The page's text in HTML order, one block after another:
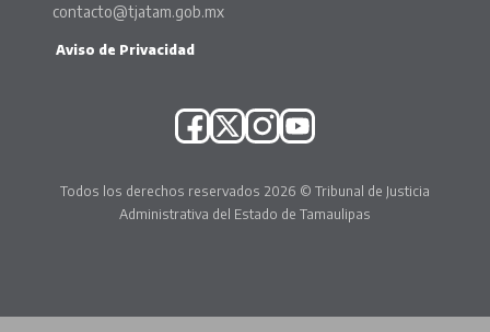
contacto@tjatam.gob.mx
Aviso de Privacidad
Todos los derechos reservados 2026 © Tribunal de Justicia
Administrativa del Estado de Tamaulipas